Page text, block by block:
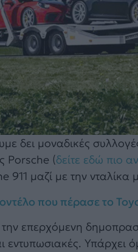
δει μοναδικές
Porsche (δείτε εδώ πιο
911 μαζί με την νταλίκα
που πέρασε το
επερχόμενη
εντυπωσιακές.